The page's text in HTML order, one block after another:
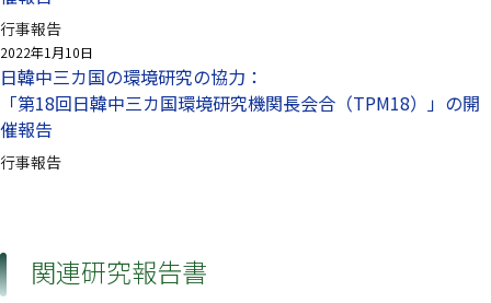
行事報告
2022年1月10日
日韓中三カ国の環境研究の協力：
「第18回日韓中三カ国環境研究機関長会合（TPM18）」の開
催報告
行事報告
関連研究報告書